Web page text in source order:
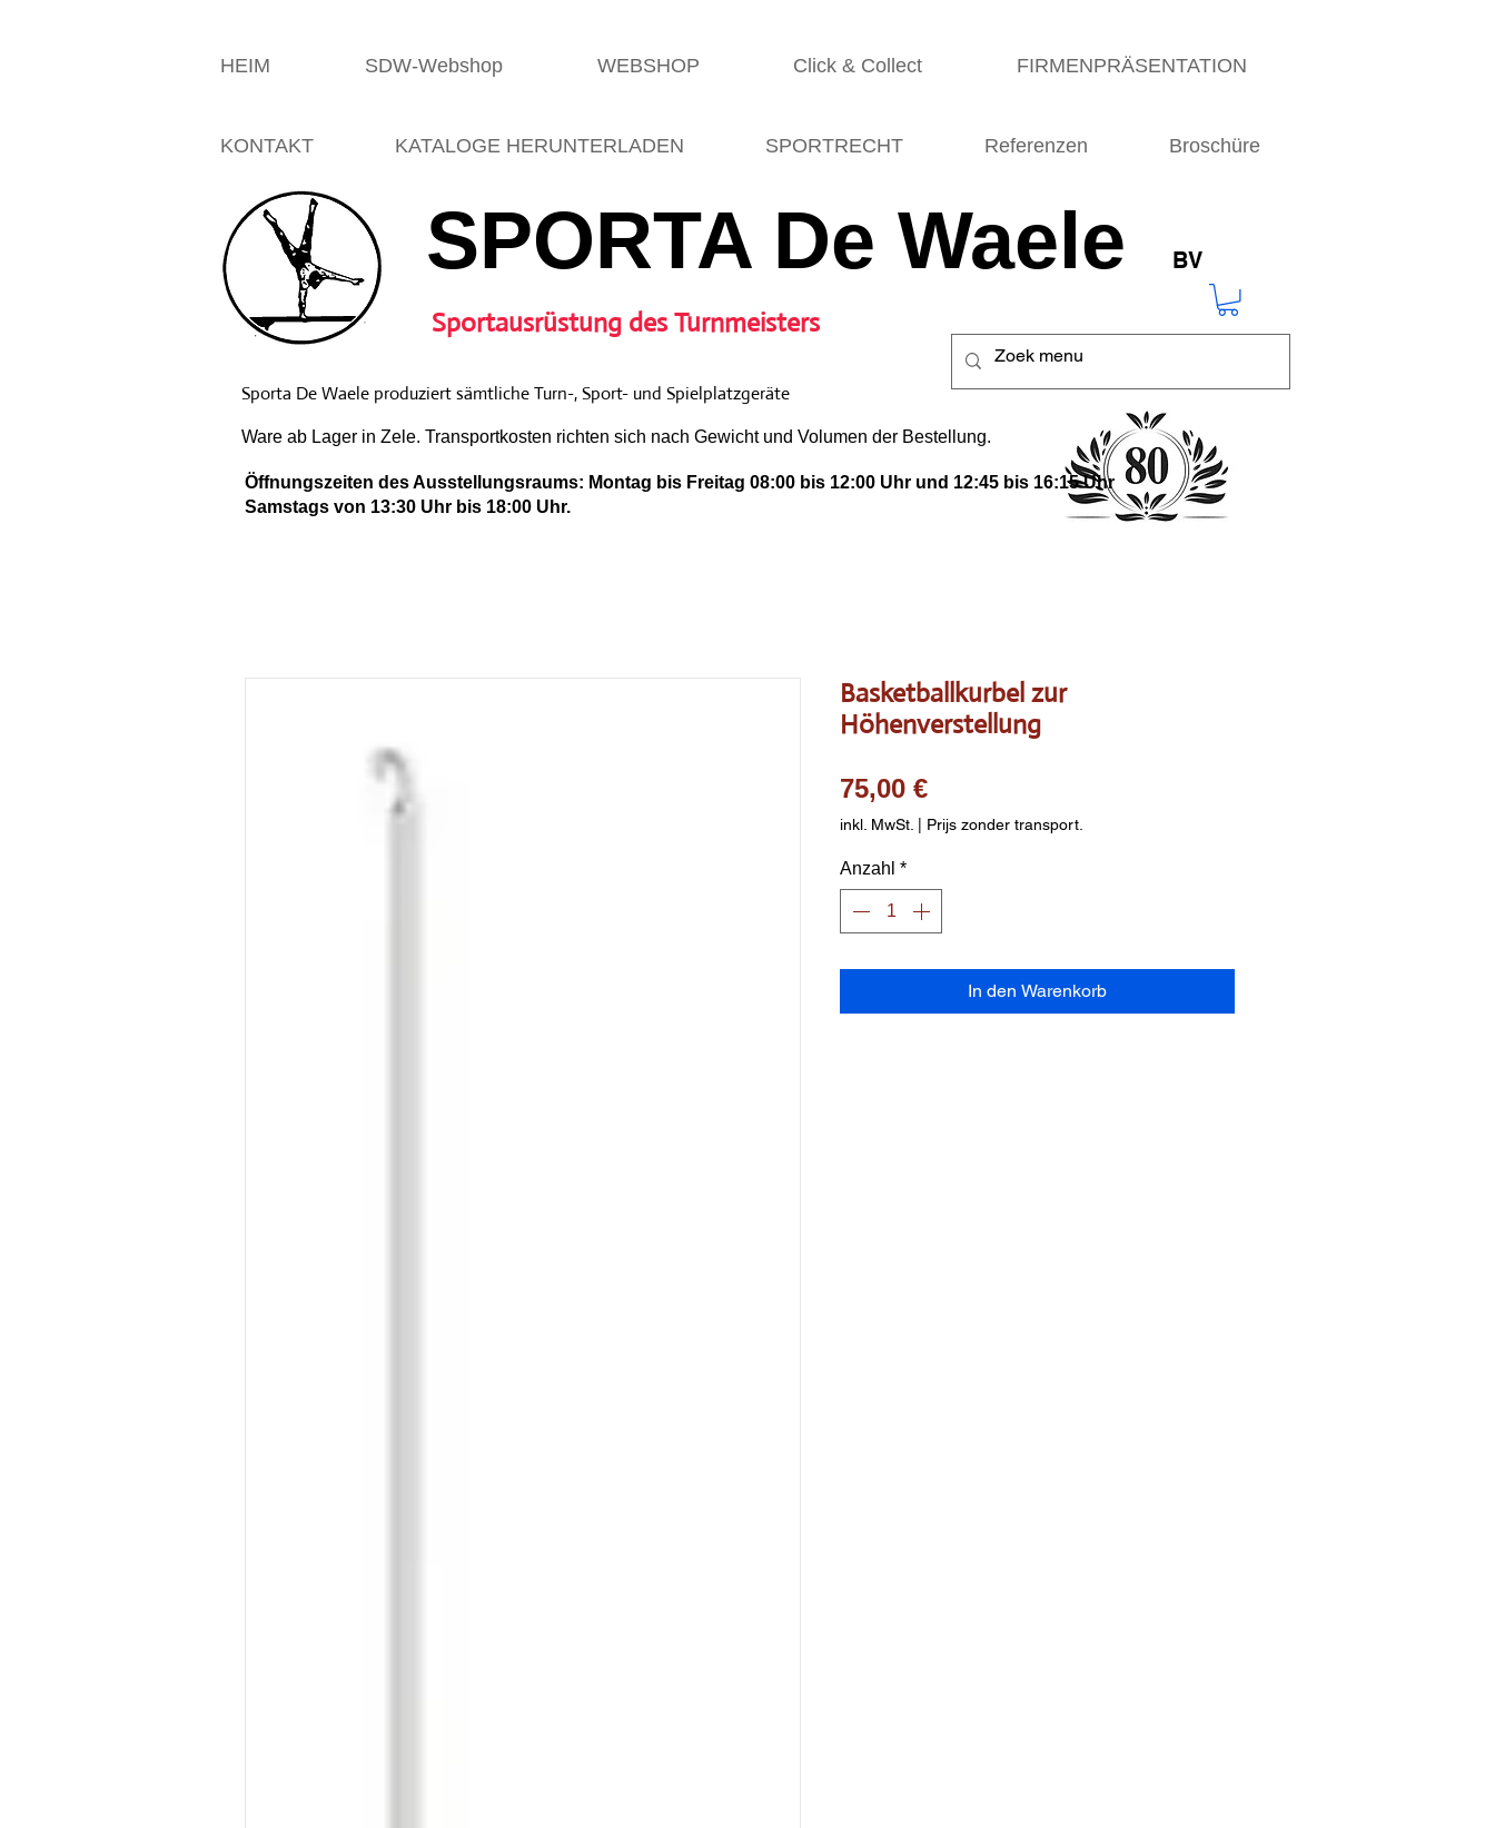
HEIM SDW-Webshop WEBSHOP Click & Collect FIRMENPRÄSENTATION
KONTAKT KATALOGE HERUNTERLADEN SPORTRECHT Referenzen Broschüre
SPORTA De Waele BV
Sportausrüstung des Turnmeisters
Ware ab Lager in Zele. Transportkosten richten sich nach Gewicht und Volumen der Bestellung.
Sporta De Waele produziert sämtliche Turn-, Sport- und Spielplatzgeräte
Öffnungszeiten des Ausstellungsraums: Montag bis Freitag 08:00 bis 12:00 Uhr und 12:45 bis 16:15 Uhr
Samstags von 13:30 Uhr bis 18:00 Uhr.
Basketballkurbel zur
Höhenverstellung
75,00 €Preis
inkl. MwSt. | Prijs zonder transport.
Anzahl *
In den Warenkorb